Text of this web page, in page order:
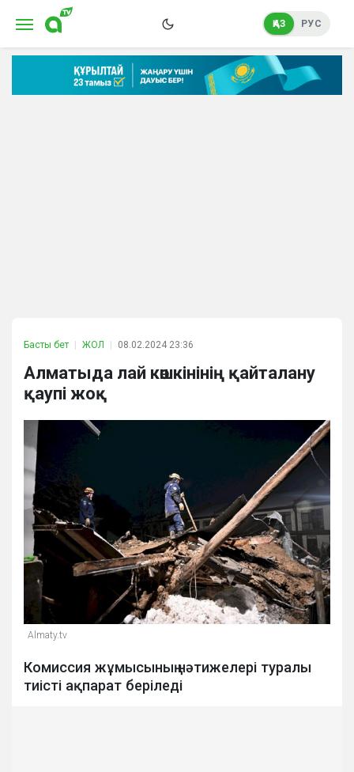
ҚАЗ РУС
Басты бет ЖОЛ 08.02.2024 23:36
Алматыда лай көшкінінің қайталану
қаупі жоқ
Almaty.tv
Комиссия жұмысының нәтижелері туралы
тиісті ақпарат беріледі